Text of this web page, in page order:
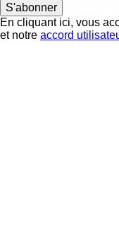
S'abonner
En cliquant ici, vous
et notre accord